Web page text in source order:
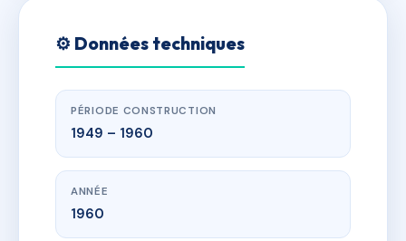
⚙️ Données techniques
PÉRIODE CONSTRUCTION
1949 – 1960
ANNÉE
1960